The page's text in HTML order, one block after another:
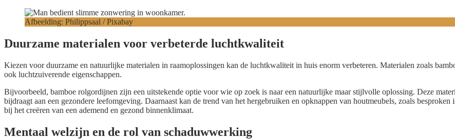
Afbeelding: Philippsaal / Pixabay
Duurzame materialen voor verbeterde luchtkwaliteit
Kiezen voor duurzame en natuurlijke materialen in raamoplossingen kan de luchtkwaliteit in huis enorm verbeteren. Materialen zoals
ook luchtzuiverende eigenschappen.
Bijvoorbeeld, bamboe rolgordijnen zijn een uitstekende optie voor wie op zoek is naar een natuurlijke maar stijlvolle oplossing. Deze
bijdraagt aan een gezondere leefomgeving. Daarnaast kan de trend van het hergebruiken en opknappen van houtmeubels, zoals besproken
bij het creëren van een ademend en gezond binnenklimaat.
Mentaal welzijn en de rol van schaduwwerking